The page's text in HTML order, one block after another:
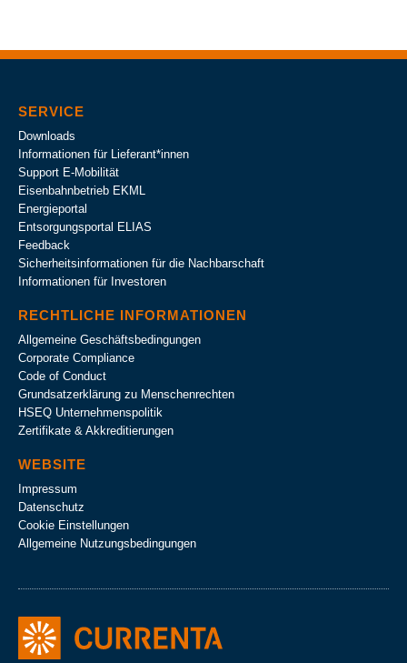
SERVICE
Downloads
Informationen für Lieferant*innen
Support E-Mobilität
Eisenbahnbetrieb EKML
Energieportal
Entsorgungsportal ELIAS
Feedback
Sicherheitsinformationen für die Nachbarschaft
Informationen für Investoren
RECHTLICHE INFORMATIONEN
Allgemeine Geschäftsbedingungen
Corporate Compliance
Code of Conduct
Grundsatzerklärung zu Menschenrechten
HSEQ Unternehmens­politik
Zertifikate & Akkreditierungen
WEBSITE
Impressum
Datenschutz
Cookie Einstellungen
Allgemeine Nutzungsbedingungen